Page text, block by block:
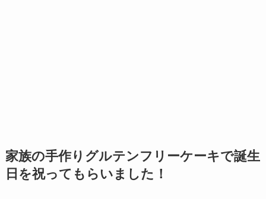
家族の手作りグルテンフリーケーキで誕生
日を祝ってもらいました！